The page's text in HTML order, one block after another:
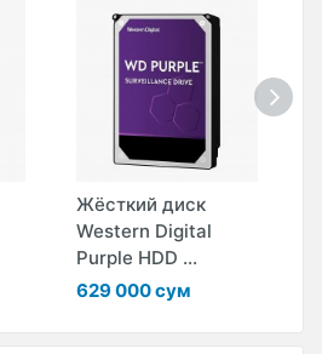
Жёсткий диск
Western Digital
Purple HDD ...
629 000 сум